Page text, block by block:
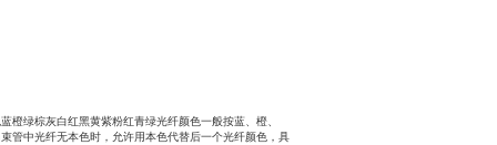
橙绿棕灰白红黑黄紫粉红青绿光纤颜色一般按蓝、橙、
管中光纤无本色时，允许用本色代替后一个光纤颜色，具